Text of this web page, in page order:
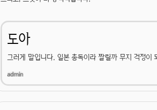
도아
그러게 말입니다. 일본 총독이라 짤릴까 무지 걱정이